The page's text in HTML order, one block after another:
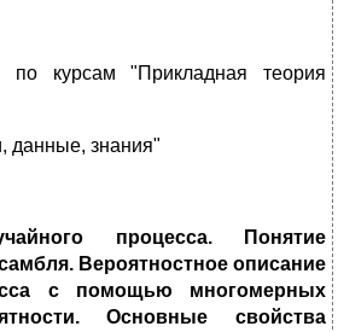
по курсам "Прикладная теория
данные, знания"
процесса. Понятие
Вероятностное описание
с помощью многомерных
Основные свойства